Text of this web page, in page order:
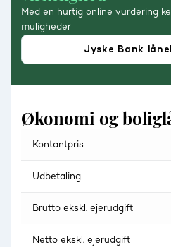
Med en hurtig online vurdering
muligheder
Jyske Bank
Økonomi og
Kontantpris
Udbetaling
Brutto ekskl. ejerudgift
Netto ekskl. ejerudgift